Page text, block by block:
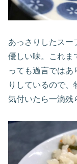
あっさりしたスー
優しい味。これま
っても過言ではあ
りしているので、
気付いたら一滴残